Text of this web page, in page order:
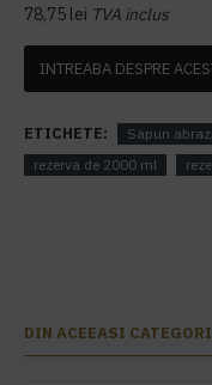
78,75 lei TVA inclus
INTREABA DESPRE
ETICHETE:
Sapun
rezerva de 2000 ml
DIN ACEEASI